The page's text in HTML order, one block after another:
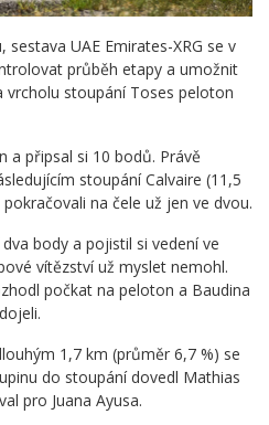
UAE Emirates-XRG se v
průběh etapy a umožnit
vrcholu stoupání Toses peloton
a připsal si 10 bodů. Právě
stoupání Calvaire (11,5
na čele už jen ve dvou.
body a pojistil si vedení ve
vítězství už myslet nemohl.
počkat na peloton a Baudina
1,7 km (průměr 6,7 %) se
do stoupání dovedl Mathias
pro Juana Ayusa.